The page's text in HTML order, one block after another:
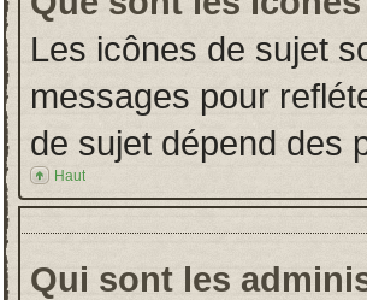
Les icônes de sujet
messages pour
de sujet dépend des
Haut
Qui sont les